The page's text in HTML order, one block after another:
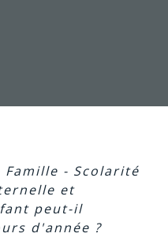
Famille - Scolarité
et
peut-il
d'année ?